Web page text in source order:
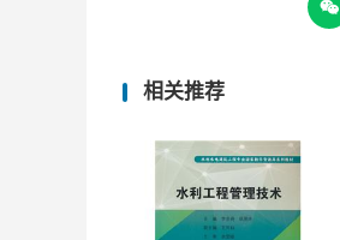

相关推荐